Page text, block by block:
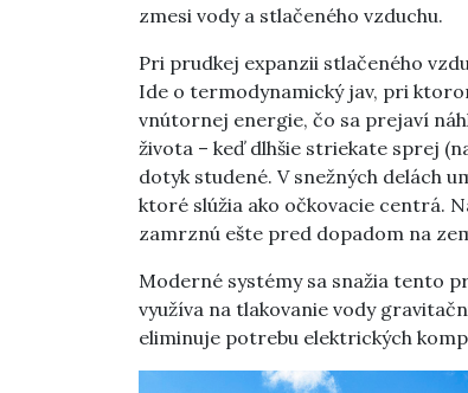
zmesi vody a stlačeného vzduchu.
Pri prudkej expanzii stlačeného
Ide o termodynamický jav, pri
vnútornej energie, čo sa prejaví
života – keď dlhšie striekate sprej
dotyk studené. V snežných delách
ktoré slúžia ako očkovacie centrá.
zamrznú ešte pred dopadom na
Moderné systémy sa snažia tento
využíva na tlakovanie vody
eliminuje potrebu elektrických